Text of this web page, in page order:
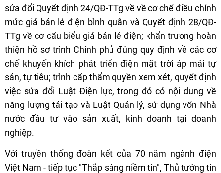
sửa đổi Quyết định 24/QĐ-TTg về về cơ chế điều chỉnh
mức giá bán lẻ điện bình quân và Quyết định 28/QĐ-
TTg về cơ cấu biểu giá bán lẻ điện; khẩn trương hoàn
thiện hồ sơ trình Chính phủ đúng quy định về các cơ
chế khuyến khích phát triển điện mặt trời áp mái tự
sản, tự tiêu; trình cấp thẩm quyền xem xét, quyết định
việc sửa đổi Luật Điện lực, trong đó có nội dung về
năng lượng tái tạo và Luật Quản lý, sử dụng vốn Nhà
nước đầu tư vào sản xuất, kinh doanh tại doanh
nghiệp.
Với truyền thống đoàn kết của 70 năm ngành điện
Việt Nam - tiếp tục "Thắp sáng niềm tin", Thủ tướng tin